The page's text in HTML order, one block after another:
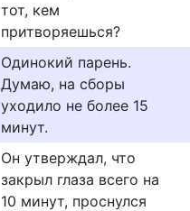
тот, кем
притворяешься?
Одинокий парень.
Думаю, на сборы
уходило не более 15
минут.
Он утверждал, что
закрыл глаза всего на
10 минут, проснулся